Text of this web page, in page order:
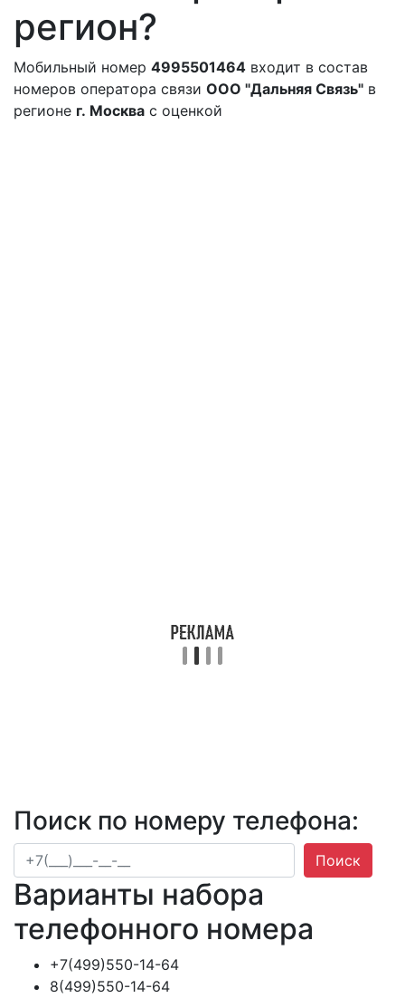
регион?
Мобильный номер 4995501464 входит в состав
номеров оператора связи ООО "Дальняя Связь" в
регионе г. Москва с оценкой
Поиск по номеру телефона:
Поиск
Варианты набора
телефонного номера
+7(499)550-14-64
8(499)550-14-64